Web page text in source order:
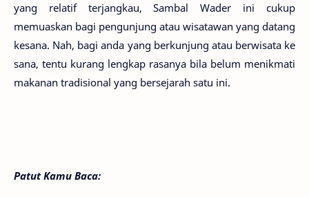
yang relatif terjangkau, Sambal Wader ini cukup
memuaskan bagi pengunjung atau wisatawan yang datang
kesana. Nah, bagi anda yang berkunjung atau berwisata ke
sana, tentu kurang lengkap rasanya bila belum menikmati
makanan tradisional yang bersejarah satu ini.
Patut Kamu Baca: